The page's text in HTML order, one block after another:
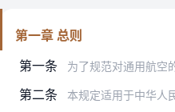
第一章 总则
第一条
为了规范对通用航空的行业管理，促进通用航空安全、有序、健康发展，
第二条 本规定适用于中华人民共和国境内从事